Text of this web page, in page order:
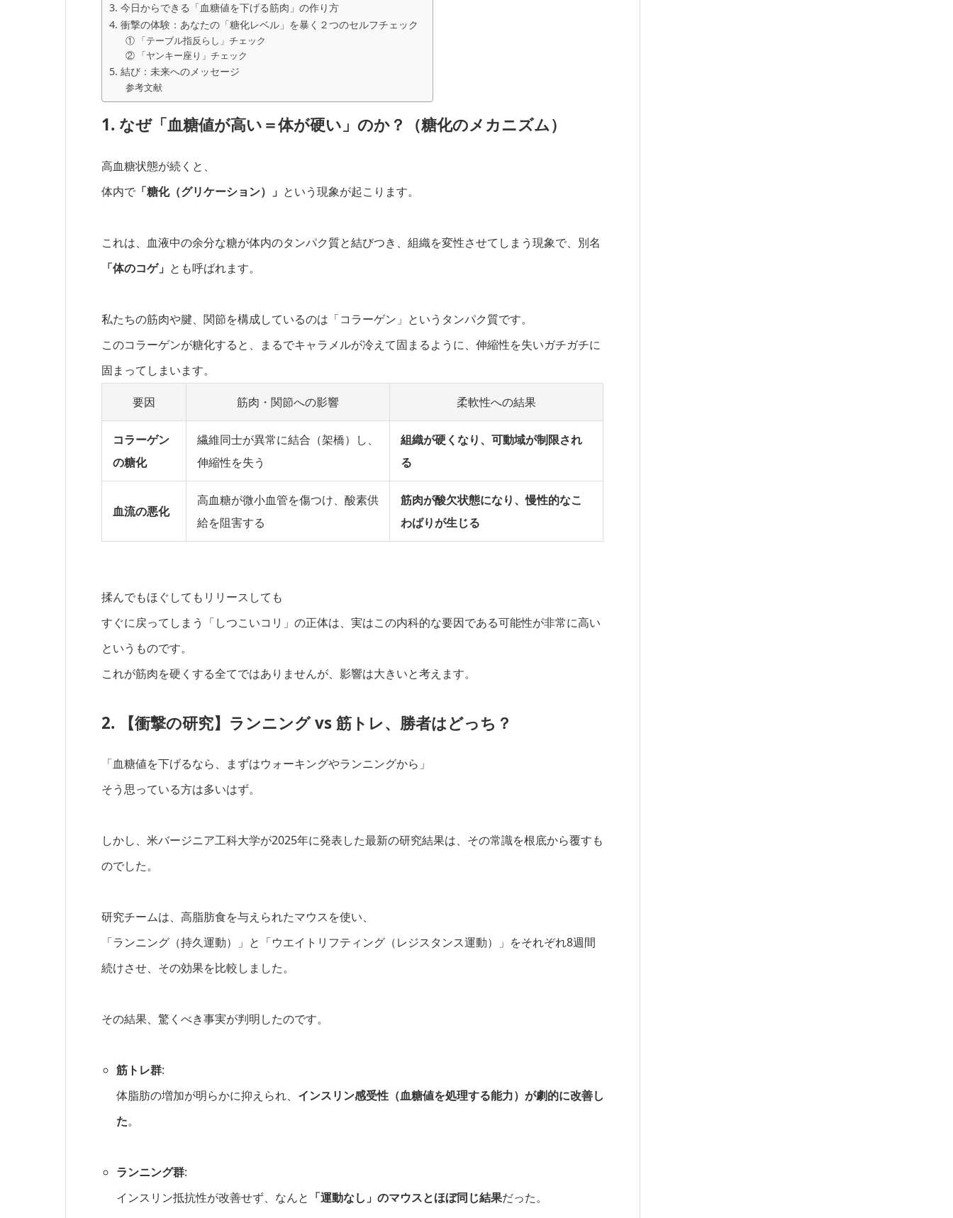
3. 今日からできる「血糖値を下げる筋肉」の作り方
4. 衝撃の体験：あなたの「糖化レベル」を暴く２つのセルフチェック
① 「テーブル指反らし」チェック
② 「ヤンキー座り」チェック
5. 結び：未来へのメッセージ
参考文献
1. なぜ「血糖値が高い＝体が硬い」のか？（糖化のメカニズム）
高血糖状態が続くと、
体内で 「糖化（グリケーション）」 という現象が起こります。
これは、血液中の余分な糖が体内のタンパク質と結びつき、組織を変性させてしまう現象で、別名
「体のコゲ」 とも呼ばれます。
私たちの筋肉や腱、関節を構成しているのは「コラーゲン」というタンパク質です。
このコラーゲンが糖化すると、まるでキャラメルが冷えて固まるように、伸縮性を失いガチガチに
固まってしまいます。
要因 筋肉・関節への影響 柔軟性への結果
コラーゲン
の糖化
繊維同士が異常に結合（架橋）し、
伸縮性を失う
組織が硬くなり、可動域が制限され
る
血流の悪化
高血糖が微小血管を傷つけ、酸素供
給を阻害する
筋肉が酸欠状態になり、慢性的なこ
わばりが生じる
揉んでもほぐしてもリリースしても
すぐに戻ってしまう「しつこいコリ」の正体は、実はこの内科的な要因である可能性が非常に高い
というものです。
これが筋肉を硬くする全てではありませんが、影響は大きいと考えます。
2. 【衝撃の研究】ランニング vs 筋トレ、勝者はどっち？
「血糖値を下げるなら、まずはウォーキングやランニングから」
そう思っている方は多いはず。
しかし、米バージニア工科大学が2025年に発表した最新の研究結果は、その常識を根底から覆すも
のでした。
研究チームは、高脂肪食を与えられたマウスを使い、
「ランニング（持久運動）」と「ウエイトリフティング（レジスタンス運動）」をそれぞれ8週間
続けさせ、その効果を比較しました。
その結果、驚くべき事実が判明したのです。
筋トレ群:
体脂肪の増加が明らかに抑えられ、 インスリン感受性（血糖値を処理する能力）が劇的に改善し
た。
ランニング群:
インスリン抵抗性が改善せず、なんと 「運動なし」のマウスとほぼ同じ結果だった。